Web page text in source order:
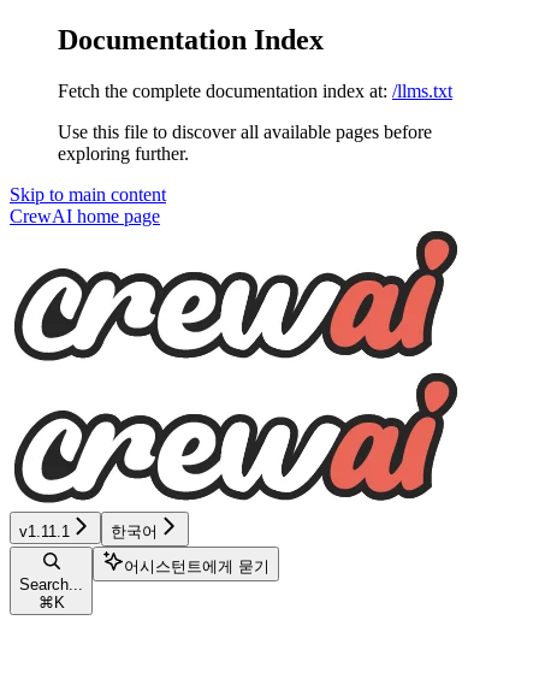
Documentation Index
Fetch the complete documentation index at: /llms.txt
Use this file to discover all available pages before
exploring further.
Skip to main content
CrewAI home page
v1.11.1 한국어
Search...
⌘ K
어시스턴트에게 묻기